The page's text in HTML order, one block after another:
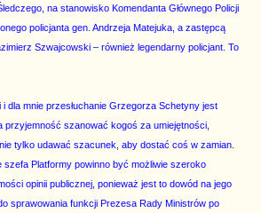
na stanowisko Komendanta Głównego Policji
policjanta gen. Andrzeja Matejuka, a zastępcą
Szwajcowski – również legendarny policjant. To
dla mnie przesłuchanie Grzegorza Schetyny jest
przyjemność szanować kogoś za umiejętności,
tylko udawać szacunek, aby dostać coś w zamian.
szefa Platformy powinno być możliwie szeroko
opinii publicznej, ponieważ jest to dowód na jego
sprawowania funkcji Prezesa Rady Ministrów po